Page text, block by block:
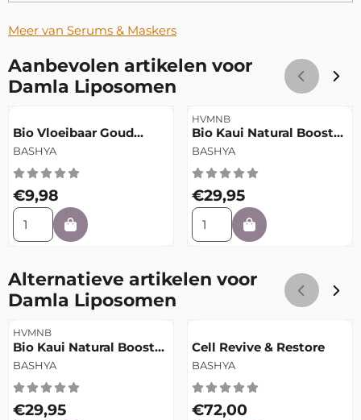
Meer van Serums & Maskers
Aanbevolen artikelen voor
Damla Liposomen
Bio Vloeibaar Goud
Serum
Merk:
BASHYA
Prijs: 9,98
€9,98
Aantal kiezen voor Bio Vloeibaar Goud Serum
Artikelnummer
HVMNB
Bio Kaui Natural Boost
Masker
Merk:
BASHYA
Prijs: 29,95
€29,95
Aantal kiezen voor Bio Kaui
Alternatieve artikelen voor
Damla Liposomen
Artikelnummer
HVMNB
Bio Kaui Natural Boost
Masker
Merk:
BASHYA
Prijs: 29,95
€29,95
Cell Revive & Restore
Merk:
BASHYA
Prijs: 72,00
€72,00